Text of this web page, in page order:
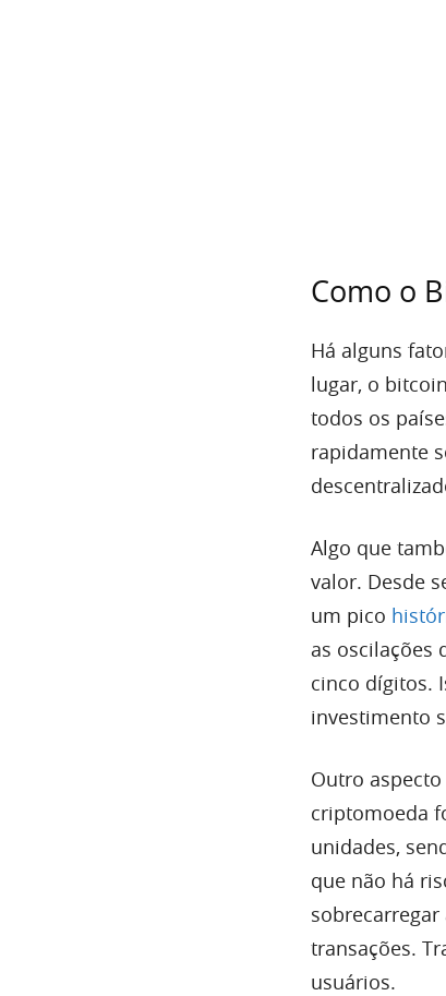
Como o
Há alguns
lugar, o
todos os
rapidamente
Algo que
valor. Desde
um pico
as oscilações
cinco dígitos.
investimento
Outro
criptomoeda
unidades,
que não há
transações.
usuários.